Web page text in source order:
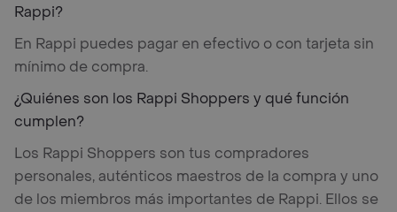
Rappi?
En Rappi puedes pagar en efectivo o con tarjeta sin
mínimo de compra.
¿Quiénes son los Rappi Shoppers y qué función
cumplen?
Los Rappi Shoppers son tus compradores
personales, auténticos maestros de la compra y uno
de los miembros más importantes de Rappi. Ellos se